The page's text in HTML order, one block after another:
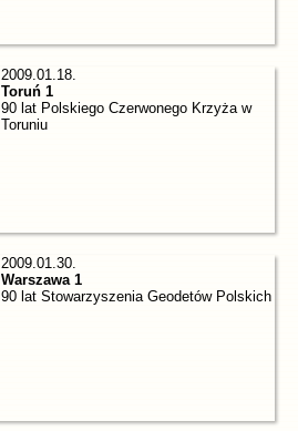
2009.01.18.
Toruń 1
90 lat Polskiego Czerwonego Krzyża w
Toruniu
2009.01.30.
Warszawa 1
90 lat Stowarzyszenia Geodetów Polskich